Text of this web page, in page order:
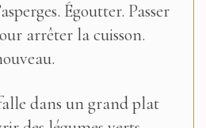
Égoutter. Passer
arrêter la cuisson.
dans un grand plat